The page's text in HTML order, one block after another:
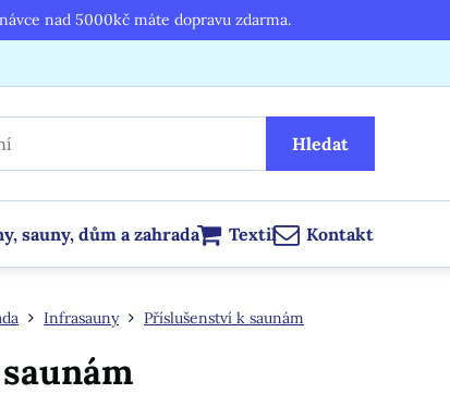
nad 5000kč máte dopravu zdarma.
Hledat
sauny, dům a zahrada Textil Kontakt
Infrasauny Příslušenství k saunám